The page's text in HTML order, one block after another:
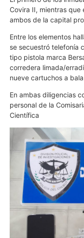
Covira II, mientras que
ambos de la capital
Entre los elementos
se secuestró telefonía
tipo pistola marca
corredera limada/
nueve cartuchos a
En ambas diligencias
personal de la
Científica